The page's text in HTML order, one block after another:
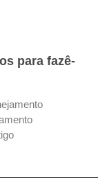
para fazê-